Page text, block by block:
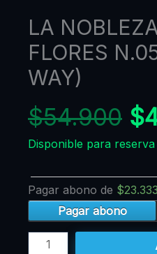
LA
FLORES
WAY)
$54.900 $
Disponible para reserva
Pagar abono de $23.333
Pagar abono